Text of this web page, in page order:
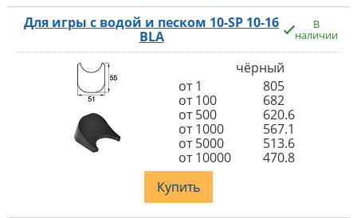
Для игры с водой и песком 10-SP 10-16
BLA
В
наличии
чёрный
от 1
805
от 100
682
от 500
620.6
от 1000
567.1
от 5000
513.6
от 10000
470.8
Купить